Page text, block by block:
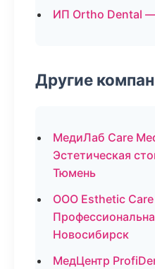
ИП Ortho Dental
Другие
МедиЛаб Care
Эстетическая
Тюмень
ООО Esthetic
Новосибирск
МедЦентр